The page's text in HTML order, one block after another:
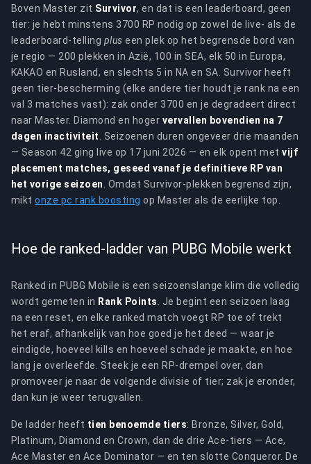
Boven Master zit Survivor, en dat is een leaderboard, geen
tier: je hebt minstens 3700 RP nodig op zowel de live- als de
leaderboard-telling plus een plek op het begrensde bord van
je regio — 200 plekken in Azië, 100 in SEA, elk 50 in Europa,
KAKAO en Rusland, en slechts 5 in NA en SA. Survivor heeft
geen tier-bescherming (elke andere tier houdt je rank na een
val 3 matches vast): zak onder 3700 en je degradeert direct
naar Master. Diamond en hoger vervallen bovendien na 7
dagen inactiviteit
. Seizoenen duren ongeveer drie maanden
— Season 42 ging live op 17 juni 2026 — en elk opent metvijf
placement matches, geseed vanaf je definitieve RP van
het vorige seizoen . Omdat Survivor-plekken begrensd zijn,
miktonze pc rank boosting op Master als de eerlijke top.
Hoe de ranked-ladder van PUBG Mobile werkt
Ranked in PUBG Mobile is een seizoenslange klim die volledig
wordt gemeten in Rank Points
. Je begint een seizoen laag
na een reset, en elke ranked match voegt RP toe of trekt
het eraf, afhankelijk van hoe goed je het deed — waar je
eindigde, hoeveel kills en hoeveel schade je maakte, en hoe
lang je overleefde. Steek je een RP-drempel over, dan
promoveer je naar de volgende divisie of tier; zak je eronder,
dan kun je weer terugvallen.
De ladder heeft tien benoemde tiers: Bronze, Silver, Gold,
Platinum, Diamond en Crown, dan de drie Ace-tiers — Ace,
Ace Master en Ace Dominator — en ten slotte Conqueror. De